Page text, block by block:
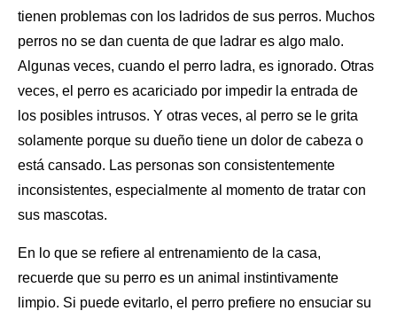
tienen problemas con los ladridos de sus perros. Muchos
perros no se dan cuenta de que ladrar es algo malo.
Algunas veces, cuando el perro ladra, es ignorado. Otras
veces, el perro es acariciado por impedir la entrada de
los posibles intrusos. Y otras veces, al perro se le grita
solamente porque su dueño tiene un dolor de cabeza o
está cansado. Las personas son consistentemente
inconsistentes, especialmente al momento de tratar con
sus mascotas.
En lo que se refiere al entrenamiento de la casa,
recuerde que su perro es un animal instintivamente
limpio. Si puede evitarlo, el perro prefiere no ensuciar su